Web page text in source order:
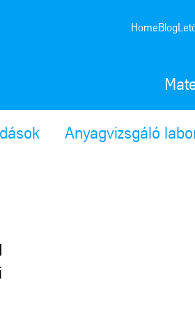
HomeBlog
Anyagvizsgáló